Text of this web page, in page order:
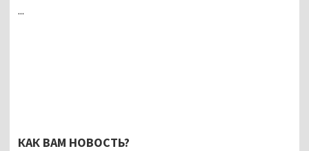
...
КАК ВАМ НОВОСТЬ?